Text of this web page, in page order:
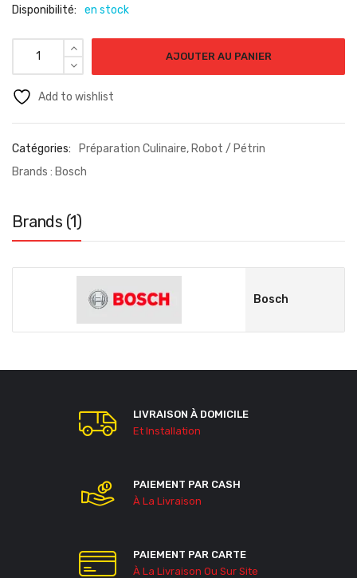
Disponibilité: en stock
AJOUTER AU PANIER
Add to wishlist
Catégories: Préparation Culinaire, Robot / Pétrin
Brands : Bosch
Brands (1)
Bosch
LIVRAISON À DOMICILE
Et Installation
PAIEMENT PAR CASH
À La Livraison
PAIEMENT PAR CARTE
À La Livraison Ou Sur Site